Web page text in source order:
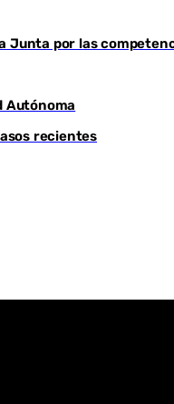
Junta por las
Autónoma
recientes